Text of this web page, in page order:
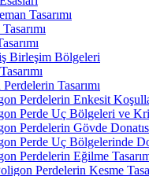
Tasarımı
Birleşim Bölgeleri
Tasarımı
Perdelerin Enkesit
Perde Uç Bölgeleri ve
Perdelerin Gövde
Perde Uç Bölgelerinde
Perdelerin Eğilme
Perdelerin Kesme